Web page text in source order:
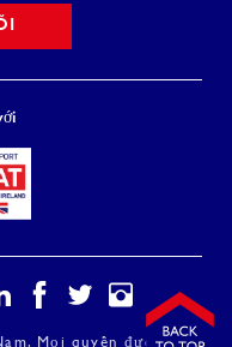
Mọi quyền được bảo